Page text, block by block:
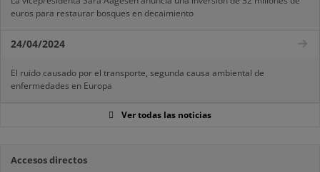
euros para restaurar bosques en decaimiento
24/04/2024
El ruido causado por el transporte, segunda causa ambiental de
enfermedades en Europa
Ver todas las noticias
Accesos directos